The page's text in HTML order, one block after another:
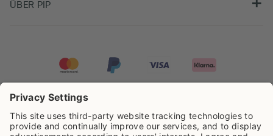
ÜBER PIP